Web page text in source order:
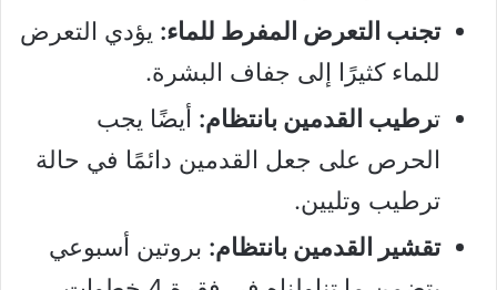
تجنب التعرض المفرط للماء: يؤدي التعرض
للماء كثيرًا إلى جفاف البشرة.
ترطيب القدمين بانتظام: أيضًا يجب
الحرص على جعل القدمين دائمًا في حالة
ترطيب وتليين.
تقشير القدمين بانتظام: بروتين أسبوعي